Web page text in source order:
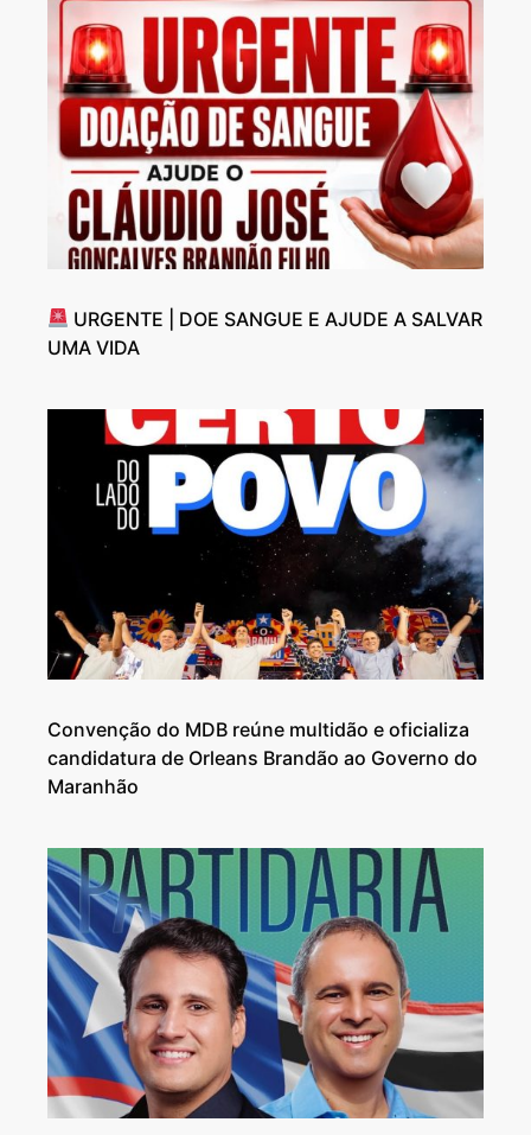
URGENTE | DOE SANGUE E AJUDE A SALVAR
UMA VIDA
Convenção do MDB reúne multidão e oficializa
candidatura de Orleans Brandão ao Governo do
Maranhão